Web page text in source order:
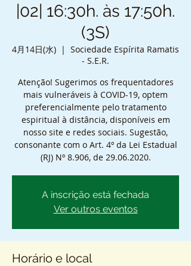
|02| 16:30h. às 17:50h.
(3S)
4月14日(水)
  |
Sociedade Espírita Ramatis
- S.E.R.
Atenção! Sugerimos os frequentadores
mais vulneráveis à COVID-19, optem
preferencialmente pelo tratamento
espiritual à distância, disponíveis em
nosso site e redes sociais. Sugestão,
consonante com o Art. 4º da Lei Estadual
(RJ) Nº 8.906, de 29.06.2020.
A inscrição está fechada
Ver outros eventos
Horário e local